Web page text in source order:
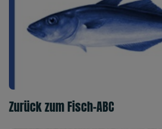
Zurück zum Fisch-ABC